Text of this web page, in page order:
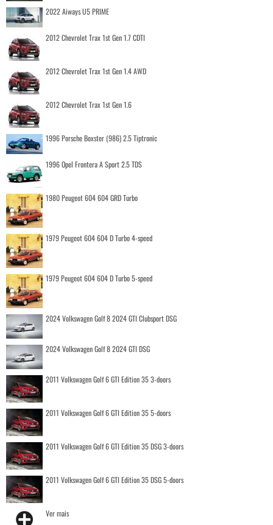
2022 Aiways U5 PRIME
2012 Chevrolet Trax 1st Gen 1.7 CDTI
2012 Chevrolet Trax 1st Gen 1.4 AWD
2012 Chevrolet Trax 1st Gen 1.6
1996 Porsche Boxster (986) 2.5 Tiptronic
1996 Opel Frontera A Sport 2.5 TDS
1980 Peugeot 604 604 GRD Turbo
1979 Peugeot 604 604 D Turbo 4-speed
1979 Peugeot 604 604 D Turbo 5-speed
2024 Volkswagen Golf 8 2024 GTI Clubsport DSG
2024 Volkswagen Golf 8 2024 GTI DSG
2011 Volkswagen Golf 6 GTI Edition 35 3-doors
2011 Volkswagen Golf 6 GTI Edition 35 5-doors
2011 Volkswagen Golf 6 GTI Edition 35 DSG 3-doors
2011 Volkswagen Golf 6 GTI Edition 35 DSG 5-doors
Ver mais